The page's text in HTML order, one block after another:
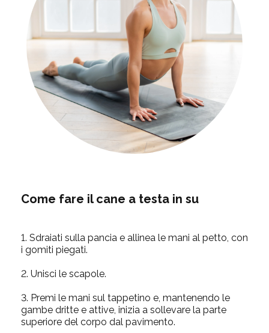
Come fare il cane a testa in su
1. Sdraiati sulla pancia e allinea le mani al petto, con
i gomiti piegati.
2. Unisci le scapole.
3. Premi le mani sul tappetino e, mantenendo le
gambe dritte e attive, inizia a sollevare la parte
superiore del corpo dal pavimento.